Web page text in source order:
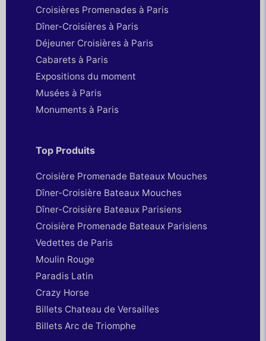
Croisières Promenades à Paris
Dîner-Croisières à Paris
Déjeuner Croisières à Paris
Cabarets à Paris
Expositions du moment
Musées à Paris
Monuments à Paris
Top Produits
Croisière Promenade Bateaux Mouches
Dîner-Croisière Bateaux Mouches
Dîner-Croisière Bateaux Parisiens
Croisière Promenade Bateaux Parisiens
Vedettes de Paris
Moulin Rouge
Paradis Latin
Crazy Horse
Billets Chateau de Versailles
Billets Arc de Triomphe